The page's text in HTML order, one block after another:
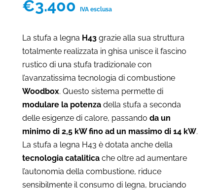
€3.400 IVA esclusa
La stufa a legna H43grazie alla sua struttura
totalmente realizzata in ghisa unisce il fascino
rustico di una stufa tradizionale con
l’avanzatissima tecnologia di combustione
Woodbox. Questo sistema permette di
modulare la potenzadella stufa a seconda
delle esigenze di calore, passando da un
minimo di 2,5 kW fino ad un massimo di 14 kW.
La stufa a legna H43 è dotata anche della
tecnologia cataliticache oltre ad aumentare
l’autonomia della combustione, riduce
sensibilmente il consumo di legna, bruciando